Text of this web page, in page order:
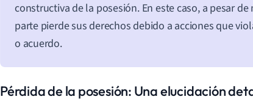
constructiva de la posesión. En este caso, a pesar
parte pierde sus derechos debido a acciones que
o acuerdo.
Pérdida de la posesión: Una elucidación